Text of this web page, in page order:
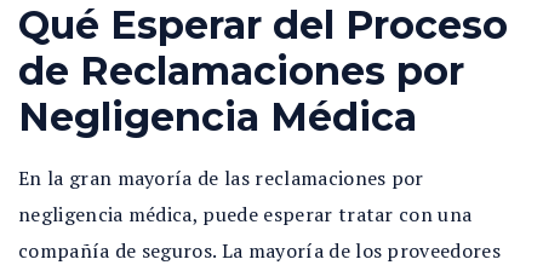
Qué Esperar del Proceso
de Reclamaciones por
Negligencia Médica
En la gran mayoría de las reclamaciones por
negligencia médica, puede esperar tratar con una
compañía de seguros. La mayoría de los proveedores